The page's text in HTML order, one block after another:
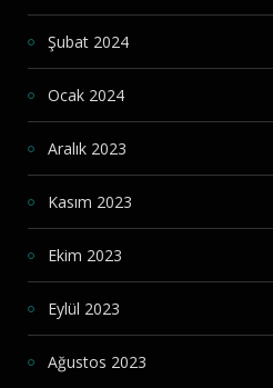
Şubat 2024
Ocak 2024
Aralık 2023
Kasım 2023
Ekim 2023
Eylül 2023
Ağustos 2023